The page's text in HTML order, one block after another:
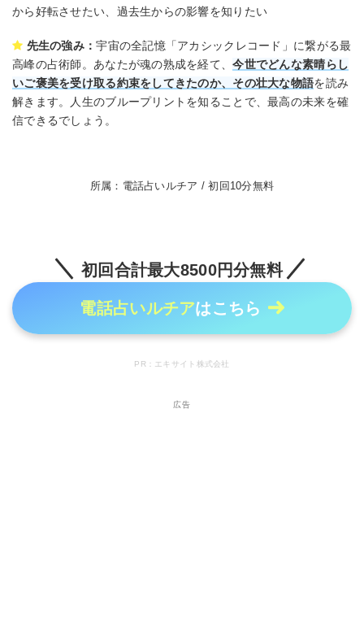
から好転させたい、過去生からの影響を知りたい
先生の強み：宇宙の全記憶「アカシックレコード」に繋がる最
高峰の占術師。あなたが魂の熟成を経て、今世でどんな素晴らし
いご褒美を受け取る約束をしてきたのか、その壮大な物語を読み
解きます。人生のブループリントを知ることで、最高の未来を確
信できるでしょう。
所属：電話占いルチア / 初回10分無料
初回合計最大8500円分無料
電話占いルチアはこちら
PR：エキサイト株式会社
広告